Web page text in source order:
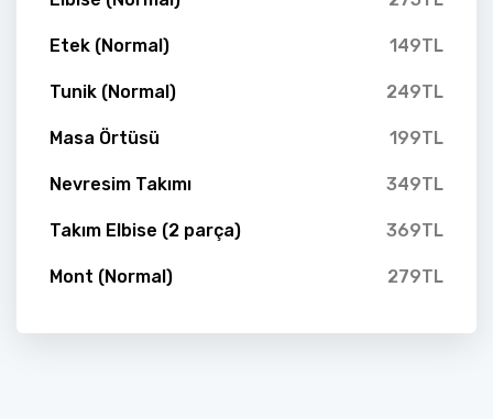
Etek (Normal) 149TL
Tunik (Normal) 249TL
Masa Örtüsü 199TL
Nevresim Takımı 349TL
Takım Elbise (2 parça) 369TL
Mont (Normal) 279TL